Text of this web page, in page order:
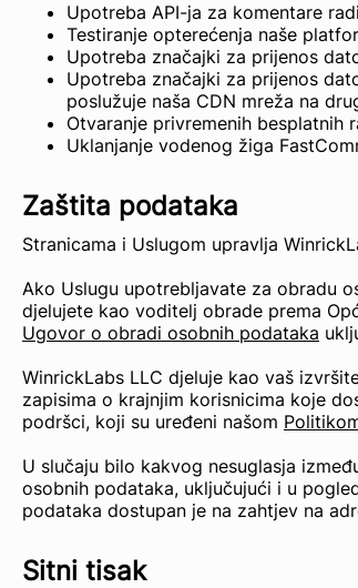
Upotreba API-ja za komentare
Testiranje opterećenja naše
Upotreba značajki za prijenos
Upotreba značajki za prijenos
poslužuje naša CDN mreža na
Otvaranje privremenih besplatnih
Uklanjanje vodenog žiga
Zaštita podataka
Stranicama i Uslugom upravlja
Ako Uslugu upotrebljavate za obradu
djelujete kao voditelj obrade prema
Ugovor o obradi osobnih podataka
WinrickLabs LLC djeluje kao vaš
zapisima o krajnjim korisnicima koje
podršci, koji su uređeni našom
U slučaju bilo kakvog nesuglasja
osobnih podataka, uključujući i u
podataka dostupan je na zahtjev na
Sitni tisak